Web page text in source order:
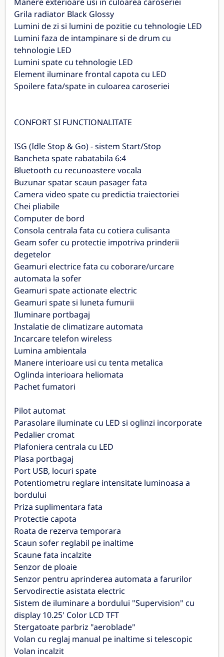
Grila radiator Black Glossy
Lumini de zi si lumini de pozitie cu tehnologie LED
Lumini faza de intampinare si de drum cu
tehnologie LED
Lumini spate cu tehnologie LED
Element iluminare frontal capota cu LED
Spoilere fata/spate in culoarea caroseriei
CONFORT SI FUNCTIONALITATE
ISG (Idle Stop & Go) - sistem Start/Stop
Bancheta spate rabatabila 6:4
Bluetooth cu recunoastere vocala
Buzunar spatar scaun pasager fata
Camera video spate cu predictia traiectoriei
Chei pliabile
Computer de bord
Consola centrala fata cu cotiera culisanta
Geam sofer cu protectie impotriva prinderii
degetelor
Geamuri electrice fata cu coborare/urcare
automata la sofer
Geamuri spate actionate electric
Geamuri spate si luneta fumurii
Iluminare portbagaj
Instalatie de climatizare automata
Incarcare telefon wireless
Lumina ambientala
Manere interioare usi cu tenta metalica
Oglinda interioara heliomata
Pachet fumatori
Pilot automat
Parasolare iluminate cu LED si oglinzi incorporate
Pedalier cromat
Plafoniera centrala cu LED
Plasa portbagaj
Port USB, locuri spate
Potentiometru reglare intensitate luminoasa a
bordului
Priza suplimentara fata
Protectie capota
Roata de rezerva temporara
Scaun sofer reglabil pe inaltime
Scaune fata incalzite
Senzor de ploaie
Senzor pentru aprinderea automata a farurilor
Servodirectie asistata electric
Sistem de iluminare a bordului "Supervision" cu
display 10.25' Color LCD TFT
Stergatoate parbriz "aeroblade"
Volan cu reglaj manual pe inaltime si telescopic
Volan incalzit